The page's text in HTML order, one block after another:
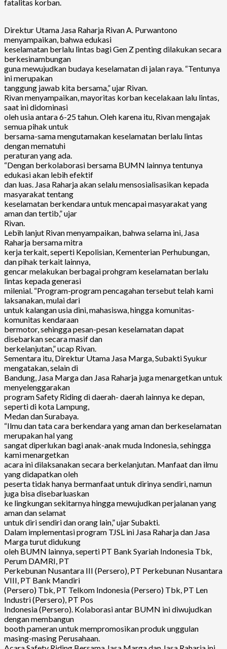
fatalitas korban.
Direktur Utama Jasa Raharja Rivan A. Purwantono
menyampaikan, bahwa edukasi
keselamatan berlalu lintas bagi Gen Z penting dilakukan secara
berkesinambungan
guna mewujudkan budaya keselamatan di jalan raya. “Tentunya
ini merupakan
tanggung jawab kita bersama,” ujar Rivan.
Rivan menyampaikan, mayoritas korban kecelakaan lalu lintas,
saat ini didominasi
oleh usia antara 6-25 tahun. Oleh karena itu, Rivan mengajak
semua pihak untuk
bersama-sama mengutamakan keselamatan berlalu lintas
dengan mematuhi
peraturan yang ada.
“Dengan berkolaborasi bersama BUMN lainnya tentunya
edukasi akan lebih efektif
dan luas. Jasa Raharja akan selalu mensosialisasikan kepada
masyarakat tentang
keselamatan berkendara untuk mencapai masyarakat yang
aman dan tertib,” ujar
Rivan.
Lebih lanjut Rivan menyampaikan, bahwa selama ini, Jasa
Raharja bersama mitra
kerja terkait, seperti Kepolisian, Kementerian Perhubungan,
dan pihak terkait lainnya,
gencar melakukan berbagai prohgram keselamatan berlalu
lintas kepada generasi
milenial. “Program-program pencagahan tersebut telah kami
laksanakan, mulai dari
untuk kalangan usia dini, mahasiswa, hingga komunitas-
komunitas kendaraan
bermotor, sehingga pesan-pesan keselamatan dapat
disebarkan secara masif dan
berkelanjutan,” ucap Rivan.
Sementara itu, Direktur Utama Jasa Marga, Subakti Syukur
mengatakan, selain di
Bandung, Jasa Marga dan Jasa Raharja juga menargetkan untuk
menyelenggarakan
program Safety Riding di daerah- daerah lainnya ke depan,
seperti di kota Lampung,
Medan dan Surabaya.
“Ilmu dan tata cara berkendara yang aman dan berkeselamatan
merupakan hal yang
sangat diperlukan bagi anak-anak muda Indonesia, sehingga
kami menargetkan
acara ini dilaksanakan secara berkelanjutan. Manfaat dan ilmu
yang didapatkan oleh
peserta tidak hanya bermanfaat untuk dirinya sendiri, namun
juga bisa disebarluaskan
ke lingkungan sekitarnya hingga mewujudkan perjalanan yang
aman dan selamat
untuk diri sendiri dan orang lain,” ujar Subakti.
Dalam implementasi program TJSL ini Jasa Raharja dan Jasa
Marga turut didukung
oleh BUMN lainnya, seperti PT Bank Syariah Indonesia Tbk,
Perum DAMRI, PT
Perkebunan Nusantara III (Persero), PT Perkebunan Nusantara
VIII, PT Bank Mandiri
(Persero) Tbk, PT Telkom Indonesia (Persero) Tbk, PT Len
Industri (Persero), PT Pos
Indonesia (Persero). Kolaborasi antar BUMN ini diwujudkan
dengan membangun
booth pameran untuk mempromosikan produk unggulan
masing-masing Perusahaan.